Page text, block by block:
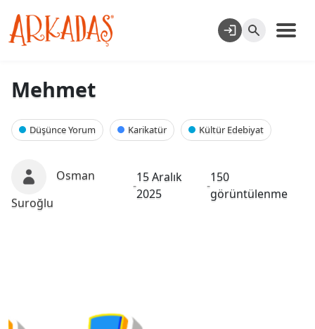
Mehmet
Düşünce Yorum Karikatür Kültür Edebiyat
Osman
Suroğlu
-
15 Aralık
2025
-
150
görüntülenme